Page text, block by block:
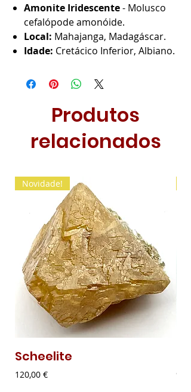
Amonite Iridescente- Molusco
cefalópode amonóide.
Local: Mahajanga, Madagáscar.
Idade: Cretácico Inferior, Albiano.
Produtos
relacionados
Novidade!
Scheelite
Preço
120,00 € 9,00